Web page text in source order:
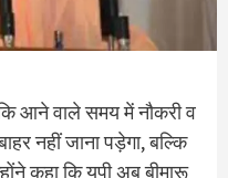
आने वाले समय में नौकरी व
नहीं जाना पड़ेगा, बल्कि
कहा कि यूपी अब बीमारू